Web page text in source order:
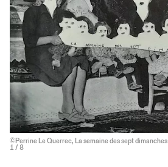
©Perrine Le Querrec, La semaine des sept dimanches
1 / 8